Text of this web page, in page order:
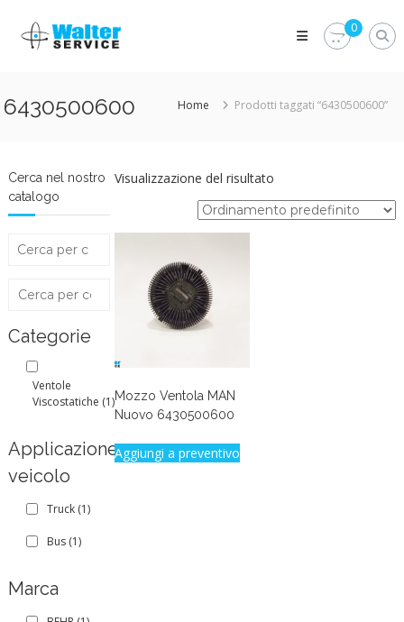
content
Walter
Service
parti
veicolo?
Vieni
Srl
0
6430500600 Home Prodotti taggati “6430500600”
Visualizzazione del risultato
Mozzo Ventola MAN
Nuovo 6430500600
Aggiungi a preventivo
Cerca nel nostro
catalogo
Categorie
Ventole
Viscostatiche (1)
Applicazione
veicolo
Truck (1)
Bus (1)
Marca